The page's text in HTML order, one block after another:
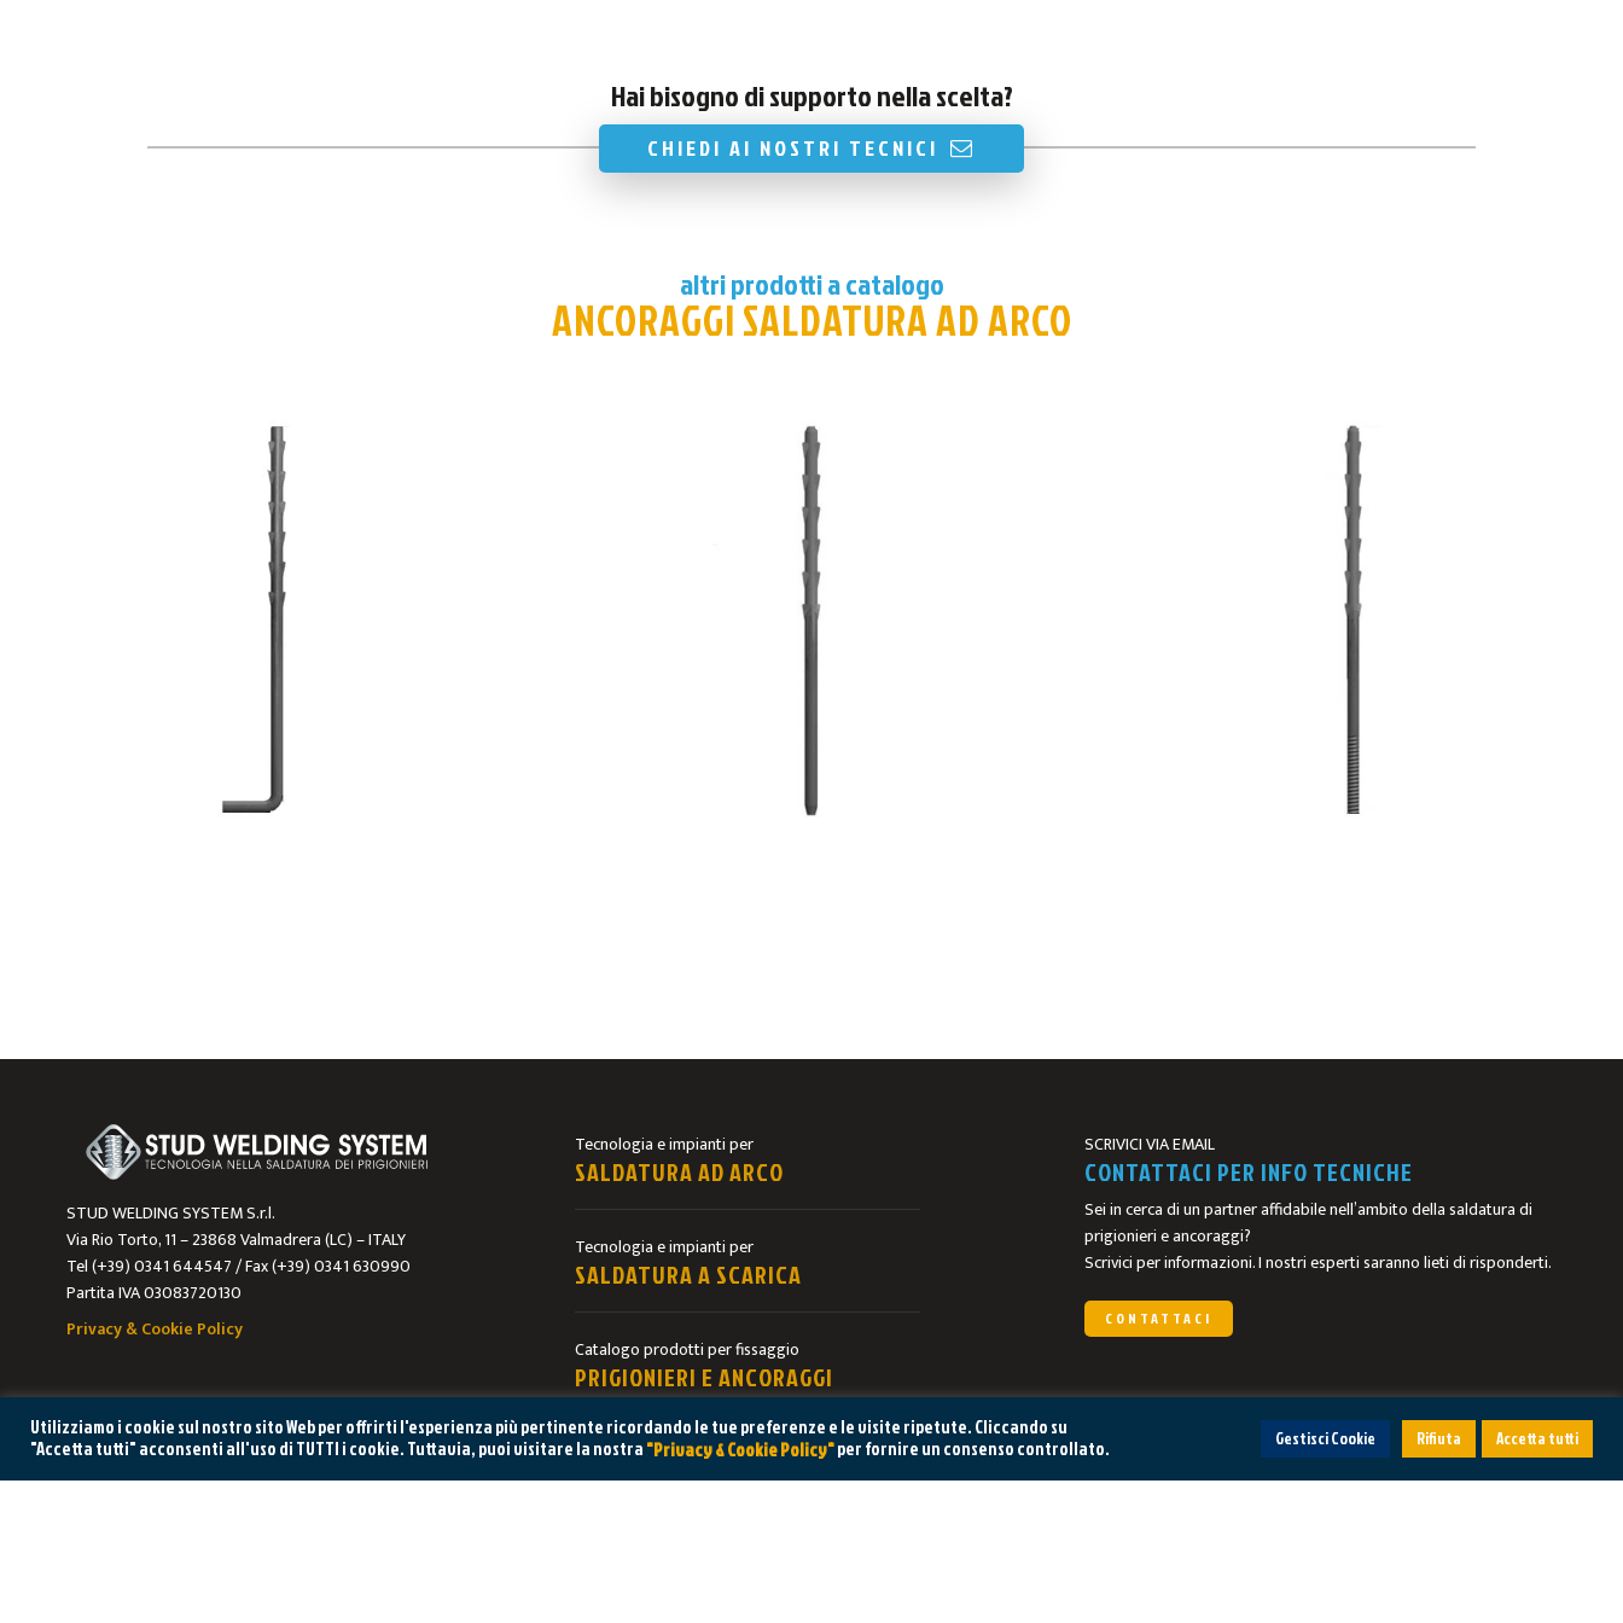
Hai bisogno di supporto nella scelta?
CHIEDI AI NOSTRI TECNICI
altri prodotti a catalogo
ANCORAGGI SALDATURA AD ARCO
STUD WELDING SYSTEM S.r.l.
Via Rio Torto, 11 – 23868 Valmadrera (LC) – ITALY
Tel (+39) 0341 644547 / Fax (+39) 0341 630990
Partita IVA 03083720130
Privacy & Cookie Policy
Tecnologia e impianti per
SALDATURA AD ARCO
Tecnologia e impianti per
SALDATURA A SCARICA
Catalogo prodotti per fissaggio
PRIGIONIERI E ANCORAGGI
SCRIVICI VIA EMAIL
CONTATTACI PER INFO TECNICHE
Sei in cerca di un partner affidabile nell’ambito della saldatura di
prigionieri e ancoraggi?
Scrivici per informazioni. I nostri esperti saranno lieti di risponderti.
CONTATTACI
Utilizziamo i cookie sul nostro sito Web per offrirti l'esperienza più pertinente ricordando le tue preferenze e le visite ripetute. Cliccando su
"Accetta tutti" acconsenti all'uso di TUTTI i cookie. Tuttavia, puoi visitare la nostra"Privacy & Cookie Policy"per fornire un consenso controllato. Gestisci Cookie Rifiuta Accetta tutti